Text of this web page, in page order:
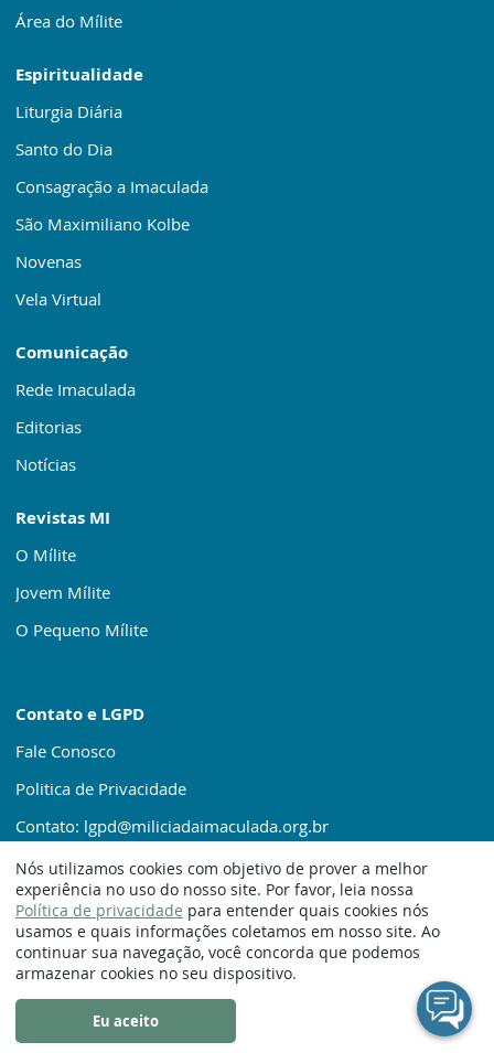
Área do Mílite
Espiritualidade
Liturgia Diária
Santo do Dia
Consagração a Imaculada
São Maximiliano Kolbe
Novenas
Vela Virtual
Comunicação
Rede Imaculada
Editorias
Notícias
Revistas MI
O Mílite
Jovem Mílite
O Pequeno Mílite
Contato e LGPD
Fale Conosco
Politica de Privacidade
Contato: lgpd@miliciadaimaculada.org.br
© 1920 – 2025. Milícia da Imaculada
Nós utilizamos cookies com objetivo de prover a melhor
experiência no uso do nosso site. Por favor, leia nossa
Política de privacidade para entender quais cookies nós
usamos e quais informações coletamos em nosso site. Ao
continuar sua navegação, você concorda que podemos
armazenar cookies no seu dispositivo.
Eu aceito